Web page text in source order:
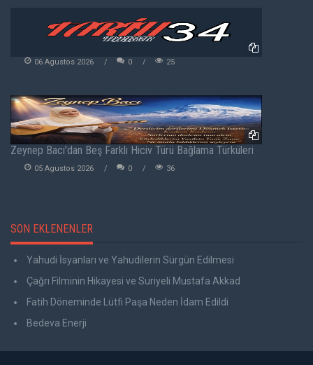
06 Agustos 2026 0 25
Zeynep Bacı'dan Beş Farklı Hiciv Türü Bağlama Türküleri
05 Agustos 2026 0 36
SON EKLENENLER
Yahudi İsyanları ve Yahudilerin Sürgün Edilmesi
Çağrı Filminin Hikayesi ve Suriyeli Mustafa Akkad
Fatih Döneminde Lütfi Paşa Neden İdam Edildi
Bedeva Enerji